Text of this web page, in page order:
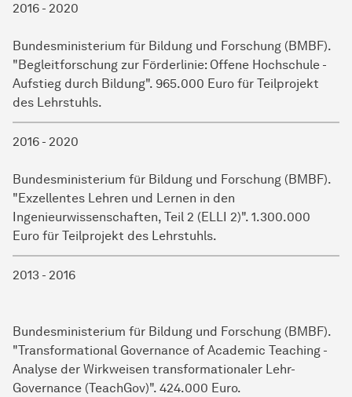
2016 - 2020
Bundesministerium für Bildung und Forschung (BMBF).
"Begleitforschung zur Förderlinie: Offene Hochschule -
Aufstieg durch Bildung". 965.000 Euro für Teilprojekt
des Lehrstuhls.
2016 - 2020
Bundesministerium für Bildung und Forschung (BMBF).
"Exzellentes Lehren und Lernen in den
Ingenieurwissenschaften, Teil 2 (ELLI 2)". 1.300.000
Euro für Teilprojekt des Lehrstuhls.
2013 - 2016
Bundesministerium für Bildung und Forschung (BMBF).
"Transformational Governance of Academic Teaching -
Analyse der Wirkweisen transformationaler Lehr-
Governance (TeachGov)". 424.000 Euro.